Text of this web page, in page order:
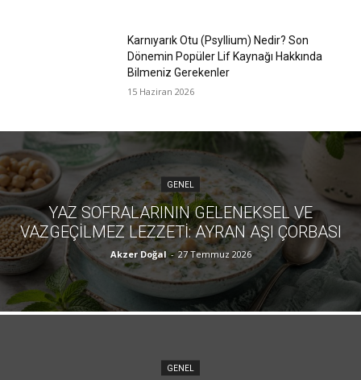
Karnıyarık Otu (Psyllium) Nedir? Son
Dönemin Popüler Lif Kaynağı Hakkında
Bilmeniz Gerekenler
15 Haziran 2026
GENEL
YAZ SOFRALARININ GELENEKSEL VE
VAZGEÇILMEZ LEZZETI: AYRAN AŞI ÇORBASI
Akzer Doğal - 27 Temmuz 2026
GENEL